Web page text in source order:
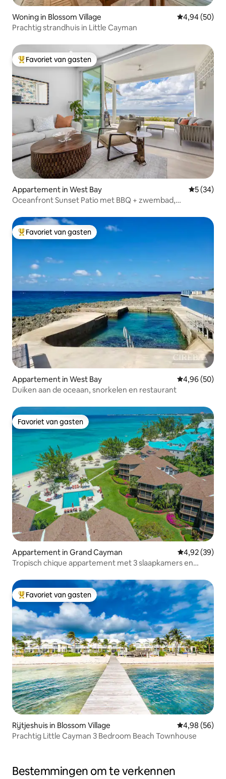
Woning in Blossom Village Gemiddelde
4,94 (50)
Prachtig strandhuis in Little Cayman
Topfavoriet van gasten
Favoriet van gasten
Appartement in West Bay
5 (34)
Oceanfront Sunset Patio met BBQ + zwembad,
Topfavoriet van gasten
Favoriet van gasten
Appartement in West Bay Gemiddelde
4,96 (50)
Duiken aan de oceaan, snorkelen en restaurant
Favoriet van gasten
Favoriet van gasten
Appartement in Grand Cayman Gemiddelde
4,92 (39)
Tropisch chique appartement met 3 slaapkamers en
Topfavoriet van gasten
Favoriet van gasten
Rijtjeshuis in Blossom Village Gemiddelde
4,98 (56)
Prachtig Little Cayman 3 Bedroom Beach Townhouse
Bestemmingen om te verkennen